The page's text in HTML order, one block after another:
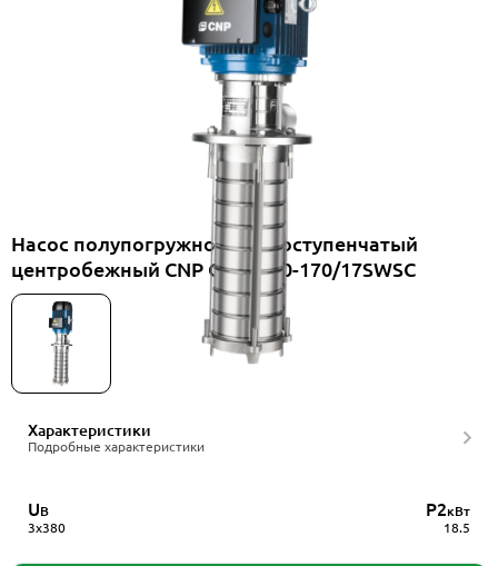
Насос полупогружной многоступенчатый
центробежный CNP CDLKF20-170/17SWSC
Характеристики
Подробные характеристики
UВ
3x380
P2кВт
18.5